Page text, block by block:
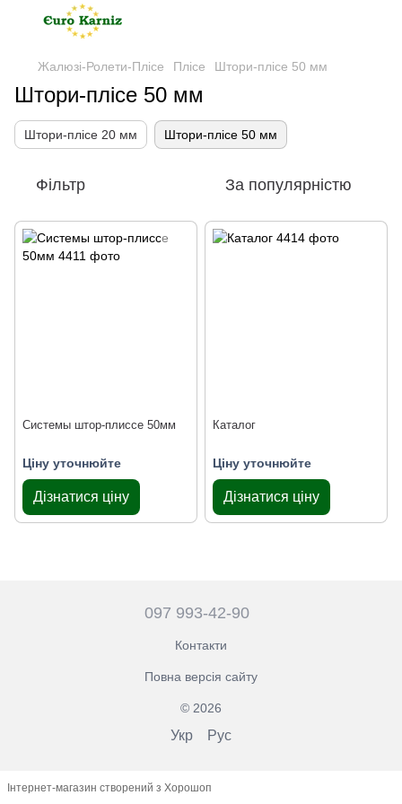
Жалюзі-Ролети-Плісе Плісе Штори-плісе 50 мм
Штори-плісе 50 мм
Штори-плісе 20 мм Штори-плісе 50 мм
Фільтр За популярністю
Системы штор-плиссе 50мм
Ціну уточнюйте
Дізнатися ціну
Каталог
Ціну уточнюйте
Дізнатися ціну
097 993-42-90
Контакти
Повна версія сайту
© 2026
Укр Рус
Інтернет-магазин створений з Хорошоп